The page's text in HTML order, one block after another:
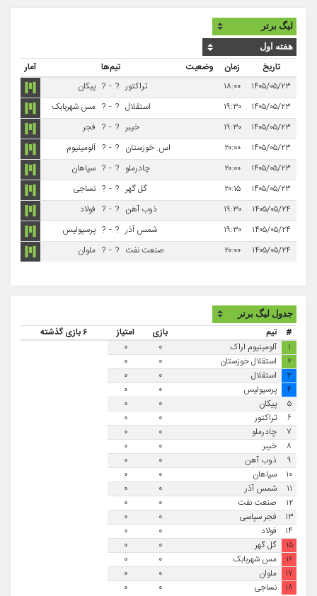
تاریخ زمان وضعیت تیم‌ها
آمار
۱۴۰۵/۰۵/۲۳
۱۸:۰۰ تراکتور ?
-
? پیکان
۱۴۰۵/۰۵/۲۳
۱۹:۳۰ استقلال ?
-
? مس شهربابک
۱۴۰۵/۰۵/۲۳
۱۹:۳۰ خیبر ?
-
? فجر
۱۴۰۵/۰۵/۲۳
۲۰:۰۰ اس. خوزستان ?
-
? آلومینیوم
۱۴۰۵/۰۵/۲۳
۲۰:۰۰ چادرملو ?
-
? سپاهان
۱۴۰۵/۰۵/۲۳
۲۰:۱۵ گل گهر ?
-
? نساجی
۱۴۰۵/۰۵/۲۴
۱۹:۳۰ ذوب آهن ?
-
? فولاد
۱۴۰۵/۰۵/۲۴
۱۹:۳۰ شمس آذر ?
-
? پرسپولیس
۱۴۰۵/۰۵/۲۴
۲۰:۰۰ صنعت نفت ?
-
? ملوان
# تیم بازی امتیاز
۶ بازی گذشته
۱
آلومینیوم اراک ۰
۰
۲
استقلال خوزستان ۰
۰
۳
استقلال ۰
۰
۴
پرسپولیس ۰
۰
۵
پیکان ۰
۰
۶
تراکتور ۰
۰
۷
چادرملو ۰
۰
۸
خیبر ۰
۰
۹
ذوب آهن ۰
۰
۱۰
سپاهان ۰
۰
۱۱
شمس آذر ۰
۰
۱۲
صنعت نفت ۰
۰
۱۳
فجر سپاسی ۰
۰
۱۴
فولاد ۰
۰
۱۵
گل گهر ۰
۰
۱۶
مس شهربابک ۰
۰
۱۷
ملوان ۰
۰
۱۸
نساجی ۰ ۰